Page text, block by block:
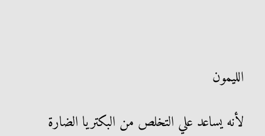
الليمون
لأنه يساعد علي التخلص من البكتريا الضارة